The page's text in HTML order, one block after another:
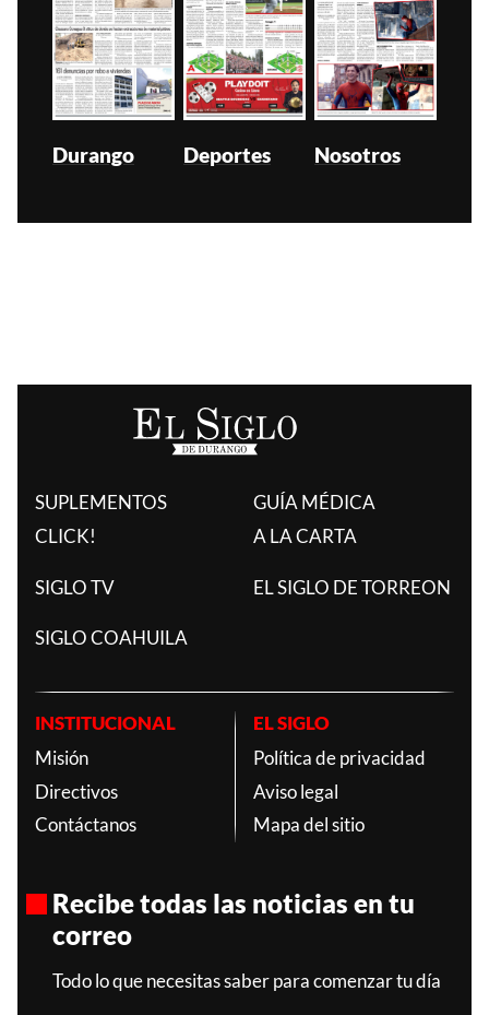
Durango Deportes Nosotros
SUPLEMENTOS
CLICK!
GUÍA MÉDICA
A LA CARTA
SIGLO TV EL SIGLO DE TORREON
SIGLO COAHUILA
INSTITUCIONAL
Misión
Directivos
Contáctanos
EL SIGLO
Política de privacidad
Aviso legal
Mapa del sitio
Recibe todas las noticias en tu
correo
Todo lo que necesitas saber para comenzar tu día